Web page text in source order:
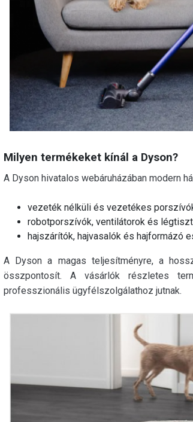
Milyen termékeket kínál a Dyson?
A Dyson hivatalos webáruházában modern
vezeték nélküli és vezetékes
robotporszívók, ventilátorok és
hajszárítók, hajvasalók és hajformázó
A Dyson a magas teljesítményre, a
összpontosít. A vásárlók részletes
professzionális ügyfélszolgálathoz jutnak.